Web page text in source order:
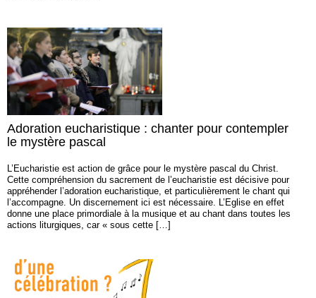
Adoration eucharistique : chanter pour contempler
le mystère pascal
L’Eucharistie est action de grâce pour le mystère pascal du Christ.
Cette compréhension du sacrement de l’eucharistie est décisive pour
appréhender l’adoration eucharistique, et particulièrement le chant qui
l’accompagne. Un discernement ici est nécessaire. L’Eglise en effet
donne une place primordiale à la musique et au chant dans toutes les
actions liturgiques, car « sous cette […]